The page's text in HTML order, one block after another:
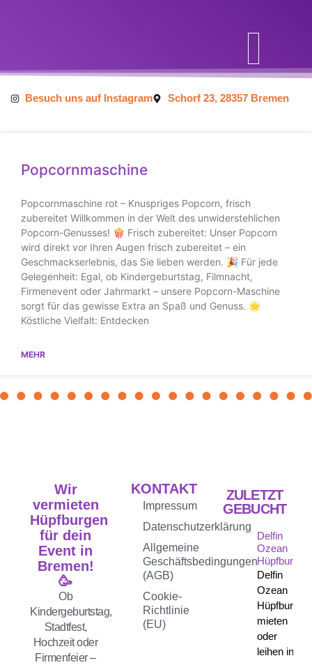
Besuch uns auf Instagram Schorf 23, 28357 Bremen
Popcornmaschine
Popcornmaschine rot – Knuspriges Popcorn, frisch
zubereitet Willkommen in der Welt des unwiderstehlichen
Popcorn-Genusses! 🍿 Frisch zubereitet: Unser Popcorn
wird direkt vor Ihren Augen frisch zubereitet – ein
Geschmackserlebnis, das Sie lieben werden. 🎉 Für jede
Gelegenheit: Egal, ob Kindergeburtstag, Filmnacht,
Firmenevent oder Jahrmarkt – unsere Popcorn-Maschine
sorgt für das gewisse Extra an Spaß und Genuss. 🌟
Köstliche Vielfalt: Entdecken
MEHR
Wir
vermieten
Hüpfburgen
für dein
Event in
Bremen!
🥳
Ob
Kindergeburtstag,
Stadtfest,
Hochzeit oder
Firmenfeier –
KONTAKT
Impressum
Datenschutzerklärung
Allgemeine
Geschäftsbedingungen
(AGB)
Cookie-
Richtlinie
(EU)
ZULETZT
GEBUCHT
Delfin
Ozean
Hüpfburg
Delfin
Ozean
Hüpfburg
mieten
oder
leihen in